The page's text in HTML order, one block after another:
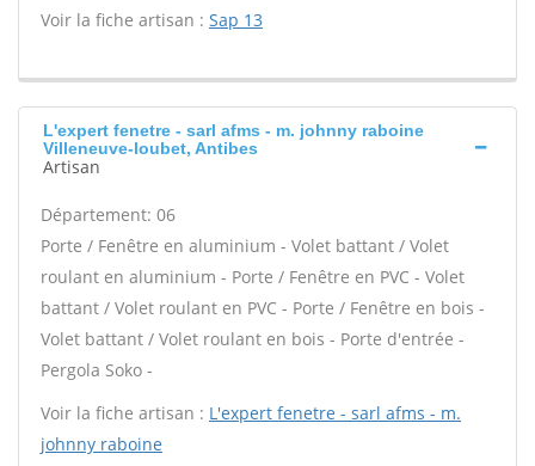
Voir la fiche artisan : Sap 13
L'expert fenetre - sarl afms - m. johnny raboine
Villeneuve-loubet, Antibes
Artisan
Département: 06
Porte / Fenêtre en aluminium - Volet battant / Volet
roulant en aluminium - Porte / Fenêtre en PVC - Volet
battant / Volet roulant en PVC - Porte / Fenêtre en bois -
Volet battant / Volet roulant en bois - Porte d'entrée -
Pergola Soko -
Voir la fiche artisan : L'expert fenetre - sarl afms - m.
johnny raboine